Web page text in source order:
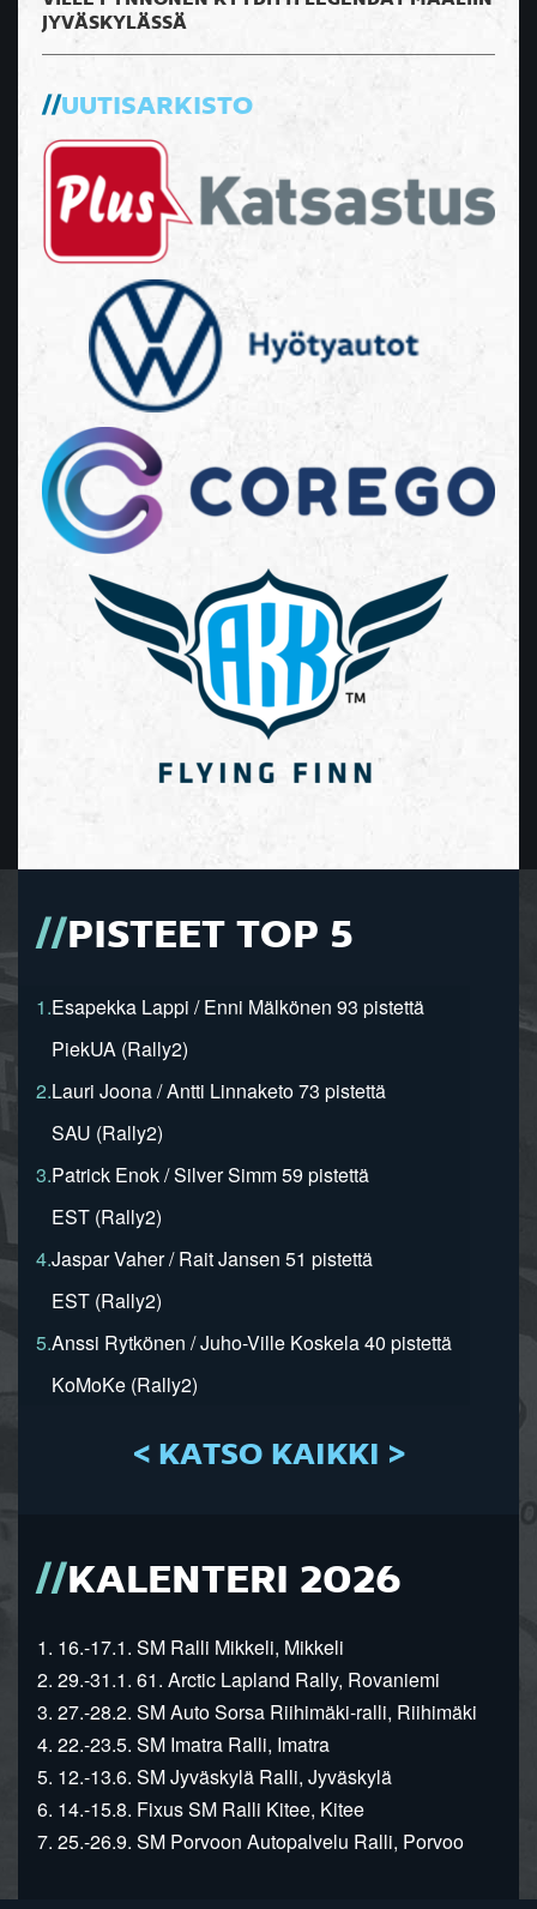
JYVÄSKYLÄSSÄ
UUTISARKISTO
PISTEET TOP 5
1.Esapekka Lappi / Enni Mälkönen 93 pistettä
PiekUA (Rally2)
2.Lauri Joona / Antti Linnaketo 73 pistettä
SAU (Rally2)
3.Patrick Enok / Silver Simm 59 pistettä
EST (Rally2)
4.Jaspar Vaher / Rait Jansen 51 pistettä
EST (Rally2)
5.Anssi Rytkönen / Juho-Ville Koskela 40 pistettä
KoMoKe (Rally2)
< KATSO KAIKKI >
KALENTERI 2026
1. 16.-17.1. SM Ralli Mikkeli, Mikkeli
2. 29.-31.1. 61. Arctic Lapland Rally, Rovaniemi
3. 27.-28.2. SM Auto Sorsa Riihimäki-ralli, Riihimäki
4. 22.-23.5. SM Imatra Ralli, Imatra
5. 12.-13.6. SM Jyväskylä Ralli, Jyväskylä
6. 14.-15.8. Fixus SM Ralli Kitee, Kitee
7. 25.-26.9. SM Porvoon Autopalvelu Ralli, Porvoo